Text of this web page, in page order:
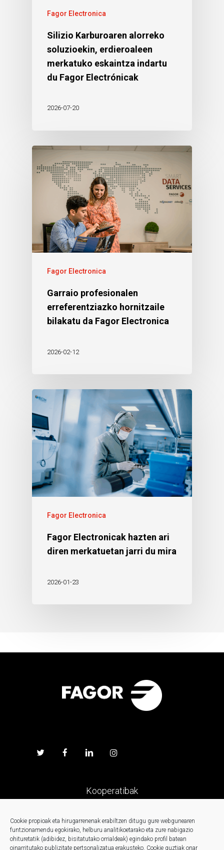
Cookie propioak eta hirugarrenenak erabiltzen ditugu gure webgunearen
funtzionamendu egokirako, helburu analitikoetarako eta zure nabigazio
ohituretatik (adibidez, bisitatutako orrialdeak) egindako profil batean
oinarritutako publizitate pertsonalizatua erakusteko. Cookie guztiak onar
Fagor Electronica
Silizio Karburoaren alorreko
soluzioekin, erdieroaleen
merkatuko eskaintza indartu
du Fagor Electrónicak
2026-07-20
Fagor Electronica
Garraio profesionalen
erreferentziazko hornitzaile
bilakatu da Fagor Electronica
2026-02-12
Fagor Electronica
Fagor Electronicak hazten ari
diren merkatuetan jarri du mira
2026-01-23
Kooperatibak
Prentsa
Kontaktua